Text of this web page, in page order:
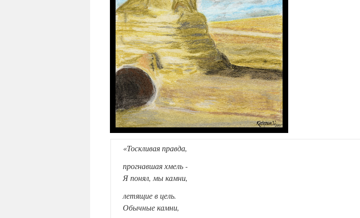
«Тоскливая правда,
прогнавшая хмель -
Я понял, мы камни,
летящие в цель.
Обычные камни,